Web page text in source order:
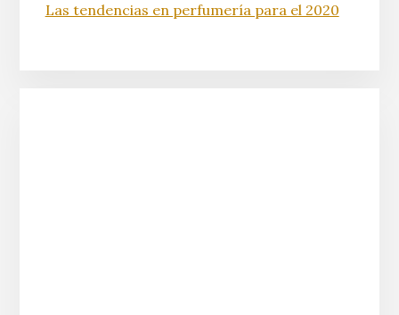
Las tendencias en perfumería para el 2020